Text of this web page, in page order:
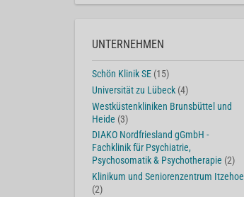
UNTERNEHMEN
Schön Klinik SE (15)
Universität zu Lübeck (4)
Westküstenkliniken Brunsbüttel und
Heide (3)
DIAKO Nordfriesland gGmbH -
Fachklinik für Psychiatrie,
Psychosomatik & Psychotherapie (2)
Klinikum und Seniorenzentrum Itzehoe
(2)